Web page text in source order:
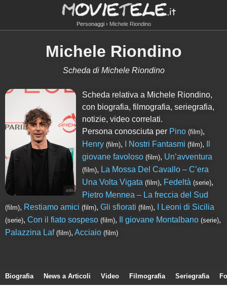
Personaggi Michele Riondino
Michele Riondino
Scheda di Michele Riondino
info
Scheda relativa a Michele Riondino,
con biografia, filmografia, seriegrafia,
notizie, video correlati.
Persona conosciuta per Pino (film),
Henry (film), I Nostri Fantasmi (film),
giovane favoloso (film), Un’avventura
(film), La Mossa Del Cavallo – C’era
Una Volta Vigata (film), Fedeltà (serie),
Pietro Mennea – La freccia del Sud
(film), Restiamo amici (film), Gli sfiorati (film), I Leoni di Sicilia
(serie), Con il fiato sospeso (film), Il giovane Montalbano (serie),
Palazzina Laf (film), Acciaio (film)
Biografia News a Articoli Video Filmografia Seriegrafia